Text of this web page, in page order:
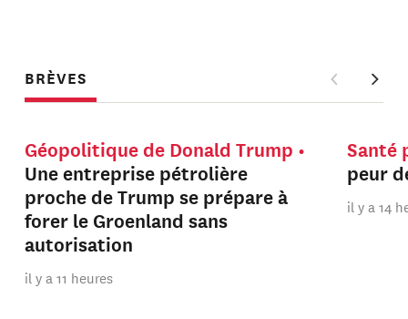
BRÈVES
Géopolitique de Donald Trump
Une entreprise pétrolière
proche de Trump se prépare à
forer le Groenland sans
autorisation
il y a 11 heures
Santé
peur
il y a 14